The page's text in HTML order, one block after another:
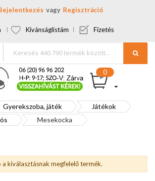
Regisztráció
Kívánságlistám Fizetés
Gyerekszoba, játék
Játékok
Mesekocka
kiválasztásnak megfelelő termék.